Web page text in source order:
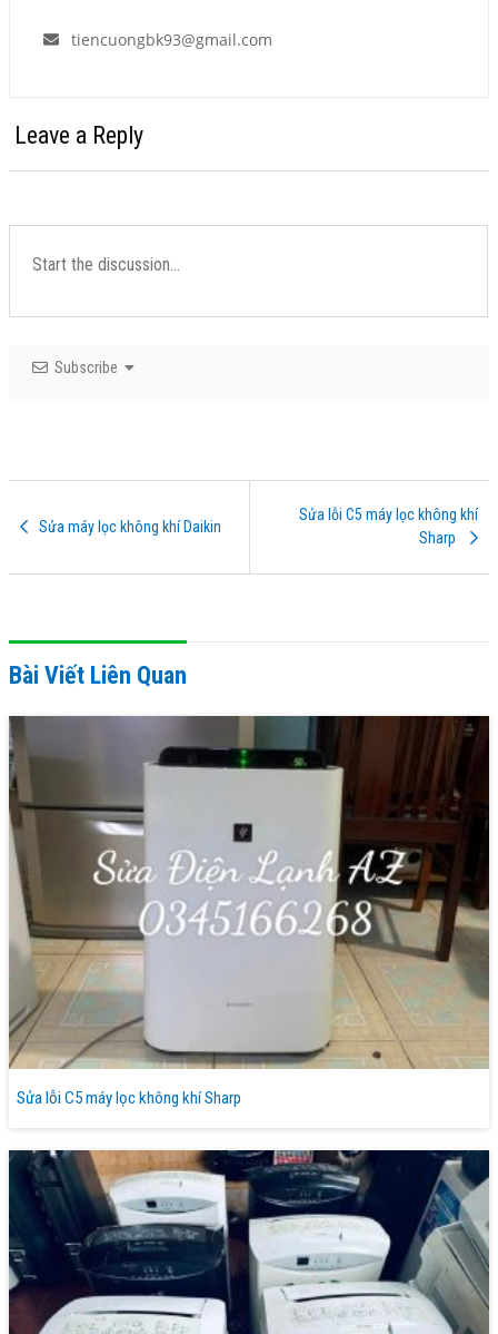
tiencuongbk93@gmail.com
Leave a Reply
Subscribe
Sửa máy lọc không khí Daikin
Sửa lỗi C5 máy lọc không khí
Sharp
Bài Viết Liên Quan
Sửa lỗi C5 máy lọc không khí Sharp